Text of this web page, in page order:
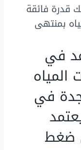
قدرة فائقة
بمنتهى
في
في
ضغط